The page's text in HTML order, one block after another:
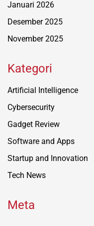
Januari 2026
Desember 2025
November 2025
Kategori
Artificial Intelligence
Cybersecurity
Gadget Review
Software and Apps
Startup and Innovation
Tech News
Meta